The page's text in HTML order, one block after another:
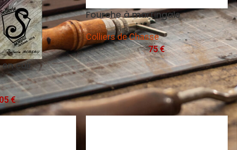
selle de
Enrenements
Montant de mors
Mors
Muserolle
Renes
Têtière
Frontal
en cuir
€
Fourche à martingale
Colliers de Chasse
75€